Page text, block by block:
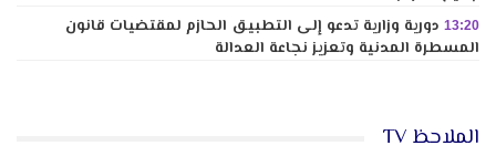
13:20 دورية وزارية تدعو إلى التطبيق الحازم لمقتضيات قانون
المسطرة المدنية وتعزيز نجاعة العدالة
الملاحظ TV